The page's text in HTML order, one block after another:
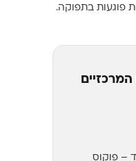
פוגעות בתפוקה.
– פוקוס